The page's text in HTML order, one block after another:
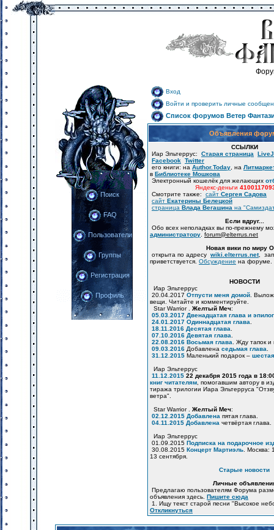
Поиск
FAQ
Пользователи
Группы
Регистрация
Профиль
Вход
Войти и проверить личные
Список форумов Ветер
Объявления
ССЫЛКИ
Иар Эльтеррус: Старая страница
Facebook Twitter
его книги: на Author.Today , на
в Библиотеке Мошкова
Электронный кошелёк для желающих
Яндекс-деньги
Смотрите также: сайт Сергея Садова
сайт Екатерины Белецкой
страница Влада Вегашина на
Если вдруг...
Обо всех неполадках вы по-прежнему
администратору forum@elterrus.net
Новая вики по миру
открыта по адресу wiki.elterrus.net,
приветствуется. Обсуждение на форуме.
НОВОСТИ
Иар Эльтеррус
20.04.2017 Отпусти меня домой .
вещи. Читайте и комментируйте.
Star Warrior . Желтый Меч:
05.03.2017 Двенадцатая глава и эпилог
24.01.2017 Одиннадцатая глава
18.11.2016 Десятая глава
07.10.2016 Девятая глава
22.08.2016 Восьмая глава . Жду тапок
09.03.2016 Добавлена седьмая глава
31.12.2015 Маленький подарок –
Иар Эльтеррус
11.12.2015 22 декабря 2015 года в
книг читателям , помогавшим автору в
тиража трилогии Иара Эльтерруса
ветра".
Star Warrior . Желтый Меч:
02.12.2015 Добавлена пятая глава.
04.11.2015 Добавлена четвёртая глава.
Иар Эльтеррус
01.09.2015 Подписка на подарочное
30.08.2015 Концерт Мартиэль . Москва:
13 сентября.
Старые новости
Личные
Предлагаю пользователям Форума
объявления здесь. Пишите сюда
1. Ищу текст старой песни "Высокое
Откликнуться